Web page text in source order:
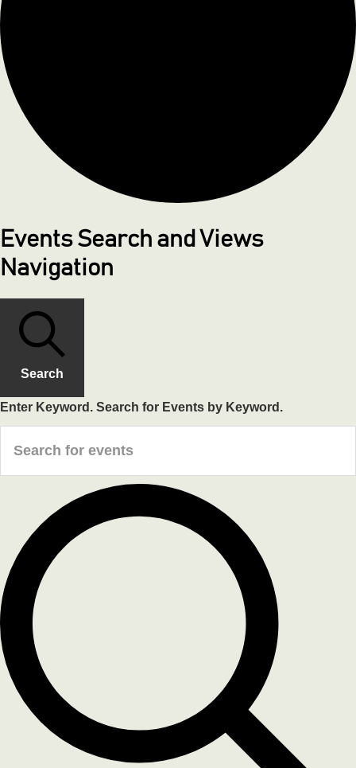
Events Search and Views
Navigation
Search
Enter Keyword. Search for Events by Keyword.